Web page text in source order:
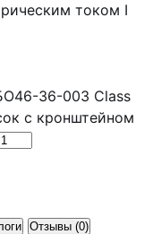
током I
36-003 Class
с кронштейном
Отзывы (0)